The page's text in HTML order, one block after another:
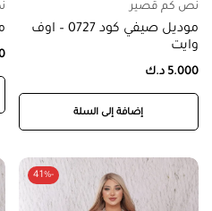
نص كم قصير
موديل صيفي كود 0727 – اوف
وايت
5.000 د.ك
إضافة إلى السلة
-41%